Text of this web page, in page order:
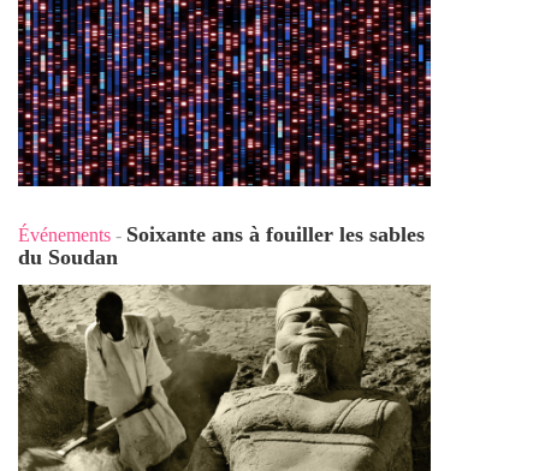
Événements - Soixante ans à fouiller les sables
du Soudan